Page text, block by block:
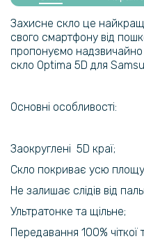
Чохол-накладка Epik
280
329
A73 5G
A53 5G
219
Захисне скло це
свого смартфону від
пропонуємо надзвичайно
скло Optima 5D для
Основні особливості:
Заокруглені 5D краї;
Скло покриває усю
Не залишає слідів від
Ультратонке та щільне;
Передавання 100% чіткої